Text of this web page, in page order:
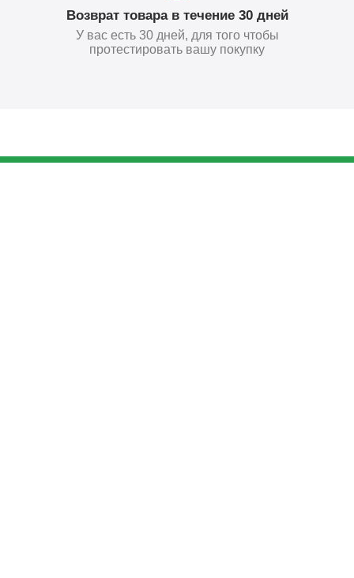
Возврат товара в течение 30 дней
У вас есть 30 дней, для того чтобы
протестировать вашу покупку